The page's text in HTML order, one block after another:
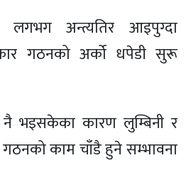
लगभग अन्त्यतिर आइपुग्दा
गठनको अर्को धपेडी सुरू
नै भइसकेका कारण लुम्बिनी र
काम चाँडै हुने सम्भावना